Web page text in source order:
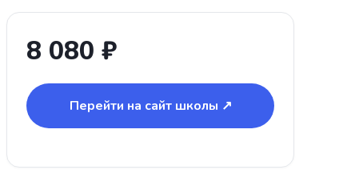
8 080 ₽
Перейти на сайт школы ↗